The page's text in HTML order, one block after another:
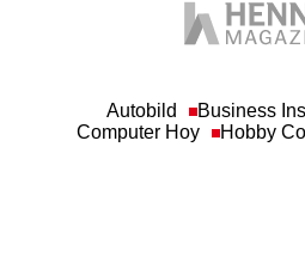
Autobild
Business
Computer Hoy
Hobby